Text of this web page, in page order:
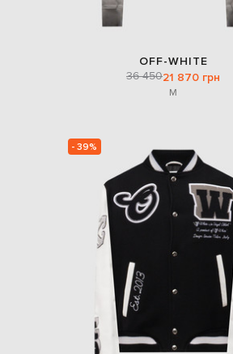
OFF-WHITE
36 45021 870 грн
M
- 39%